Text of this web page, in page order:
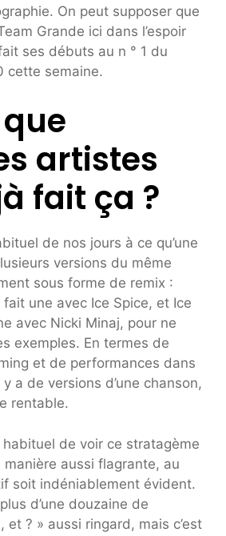
On peut supposer que
Grande ici dans l’espoir
ses débuts au n ° 1 du
cette semaine.
artistes
fait ça ?
de nos jours à ce qu’une
versions du même
sous forme de remix :
une avec Ice Spice, et Ice
avec Nicki Minaj, pour ne
exemples. En termes de
et de performances dans
a de versions d’une chanson,
rentable.
de voir ce stratagème
aussi flagrante, au
soit indéniablement évident.
d’une douzaine de
et ? » aussi ringard, mais c’est